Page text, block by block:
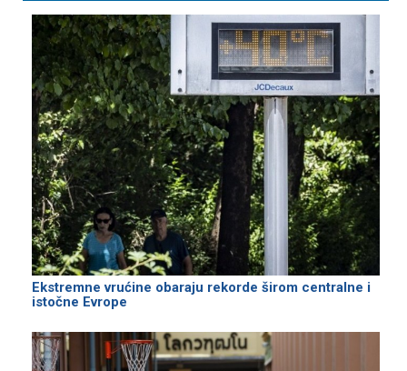
Ekstremne vrućine obaraju rekorde širom centralne i
istočne Evrope